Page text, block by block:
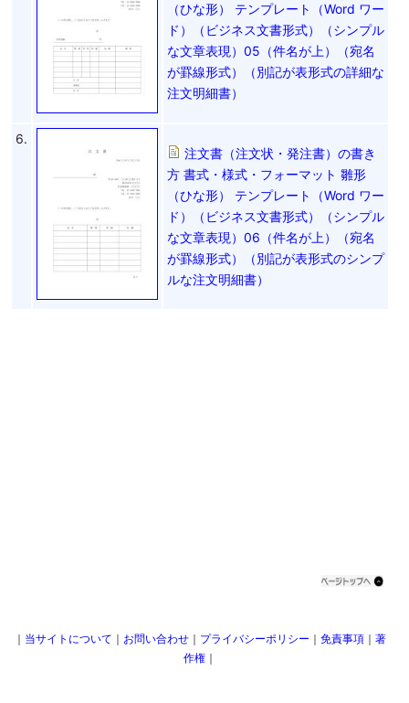
（ひな形） テンプレート（Word ワー
ド）（ビジネス文書形式）（シンプル
な文章表現）05（件名が上）（宛名
が罫線形式）（別記が表形式の詳細な
注文明細書）
6.
注文書（注文状・発注書）の書き
方 書式・様式・フォーマット 雛形
（ひな形） テンプレート（Word ワー
ド）（ビジネス文書形式）（シンプル
な文章表現）06（件名が上）（宛名
が罫線形式）（別記が表形式のシンプ
ルな注文明細書）
｜ 当サイトについて ｜ お問い合わせ ｜ プライバシーポリシー ｜ 免責事項 ｜ 著
作権 ｜